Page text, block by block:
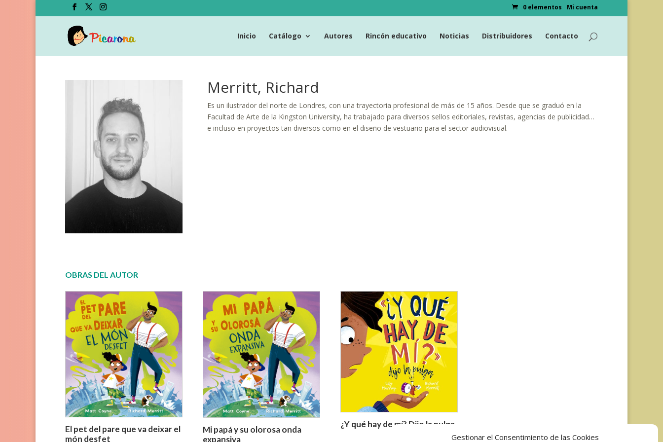
Gestionar el Consentimiento de las Cookies
Mi cuenta
0 elementos
Inicio Catálogo Autores Rincón educativo Noticias Distribuidores Contacto
Merritt, Richard
Es un ilustrador del norte de Londres, con una trayectoria profesional de más de 15 años. Desde que se graduó en la
Facultad de Arte de la Kingston University, ha trabajado para diversos sellos editoriales, revistas, agencias de publicidad…
e incluso en proyectos tan diversos como en el diseño de vestuario para el sector audiovisual.
OBRAS DEL AUTOR
El pet del pare que va deixar el
món desfet
Mi papá y su olorosa onda
expansiva
¿Y qué hay de mí? Dijo la pulga